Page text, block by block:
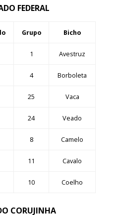
FEDERAL
Grupo Bicho
1 Avestruz
4 Borboleta
25 Vaca
24 Veado
8 Camelo
11 Cavalo
10 Coelho
CORUJINHA